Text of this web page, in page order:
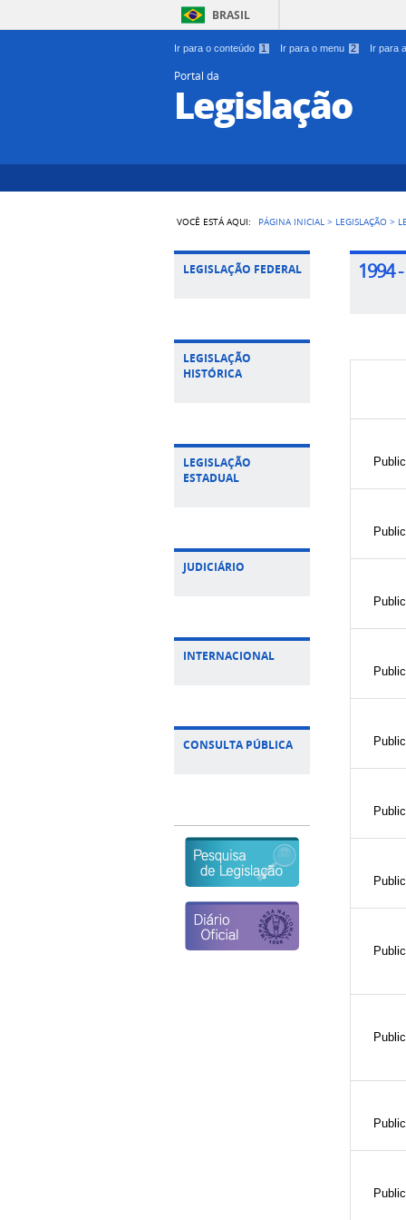
BRASIL
Ir para o conteúdo 1 Ir para o menu 2 Ir para
Portal da
Legislação
VOCÊ ESTÁ AQUI: PÁGINA INICIAL > LEGISLAÇÃO >
LEGISLAÇÃO FEDERAL
LEGISLAÇÃO
HISTÓRICA
LEGISLAÇÃO
ESTADUAL
JUDICIÁRIO
INTERNACIONAL
CONSULTA PÚBLICA
1994